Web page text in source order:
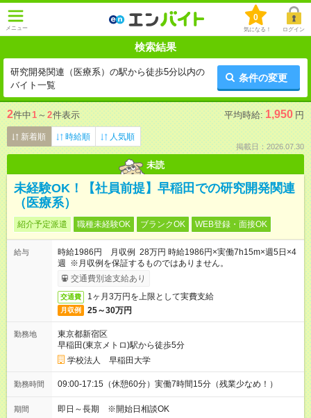
メニュー
0
気になる！ ログイン
検索結果
研究開発関連（医療系）の駅から徒歩5分以内の
バイト一覧
条件の変更
2件中1 ～ 2件表示 平均時給: 1,950 円
新着順 時給順 人気順
掲載日：2026.07.30
未読
未経験OK！【社員前提】早稲田での研究開発関連
（医療系）
紹介予定派遣 職種未経験OK ブランクOK WEB登録・面接OK
給与
時給1986円 月収例 28万円 時給1986円×実働7h15m×週5日×4
週 ※月収例を保証するものではありません。
交通費別途支給あり
交通費 1ヶ月3万円を上限として実費支給
月収例 25～30万円
勤務地
東京都新宿区
早稲田(東京メトロ)駅から徒歩5分
学校法人 早稲田大学
勤務時間 09:00-17:15（休憩60分）実働7時間15分（残業少なめ！）
期間 即日～長期 ※開始日相談OK